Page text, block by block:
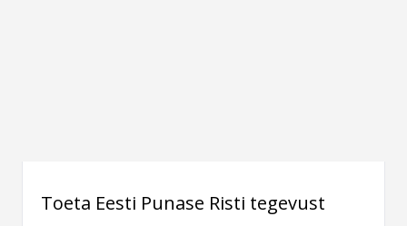
Toeta Eesti Punase Risti tegevust